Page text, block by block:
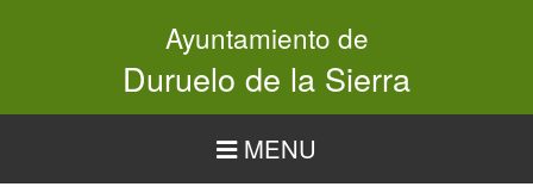
Ayuntamiento de
Duruelo de la Sierra
MENU